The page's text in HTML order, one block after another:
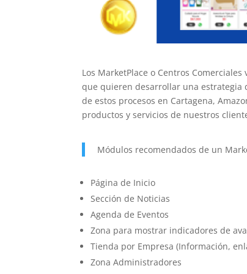
Los MarketPlace o Centros
que quieren desarrollar una estrategia
de estos procesos en Cartagena,
productos y servicios de nuestros
Módulos recomendados de un
Página de Inicio
Sección de Noticias
Agenda de Eventos
Zona para mostrar indicadores de
Tienda por Empresa (Información,
Zona Administradores